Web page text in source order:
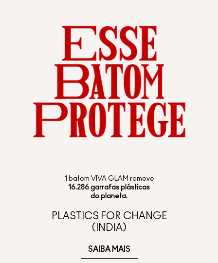
1 batom VIVA GLAM remove
16.286 garrafas plásticas
do planeta.
PLASTICS FOR CHANGE
(INDIA)
SAIBA MAIS